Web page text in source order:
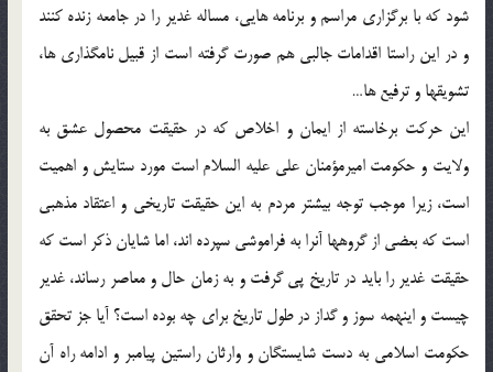
شود كه با برگزاري مراسم و برنامه هايي، مساله غدير را در جامعه زنده كنند
و در اين راستا اقدامات جالبي هم صورت گرفته است از قبيل نامگذاري ها،
تشويقها و ترفيع ها…
اين حركت برخاسته از ايمان و اخلاص كه در حقيقت محصول عشق به
ولايت و حكومت اميرمؤمنان علي عليه السلام است مورد ستايش و اهميت
است، زيرا موجب توجه بيشتر مردم به اين حقيقت تاريخي و اعتقاد مذهبي
است كه بعضي از گروهها آنرا به فراموشي سپرده اند، اما شايان ذكر است كه
حقيقت غدير را بايد در تاريخ پي گرفت و به زمان حال و معاصر رساند، غدير
چيست و اينهمه سوز و گداز در طول تاريخ براي چه بوده است؟ آيا جز تحقق
حكومت اسلامي به دست شايستگان و وارثان راستين پيامبر و ادامه راه آن